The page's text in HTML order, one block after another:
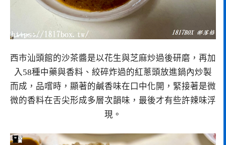
西市汕頭館的沙茶醬是以花生與芝麻炒過後研磨，再加
入58種中藥與香料、絞碎炸過的紅蔥頭放進鍋內炒製
而成，品嚐時，顯著的鹹香味在口中化開，緊接著是微
微的香料在舌尖形成多層次韻味，最後才有些許辣味浮
現。